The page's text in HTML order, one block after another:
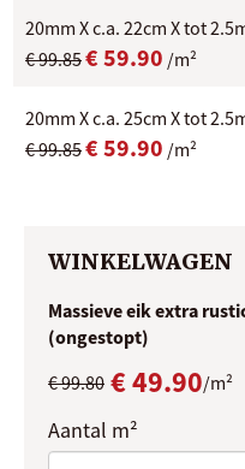
20mm X c.a. 22cm X tot
€ 99.85€ 59.90 /m²
20mm X c.a. 25cm X tot
€ 99.85€ 59.90 /m²
WINKELWAGEN
Massieve eik extra
(ongestopt)
€ 99.80 € 49.90/m²
Aantal m²